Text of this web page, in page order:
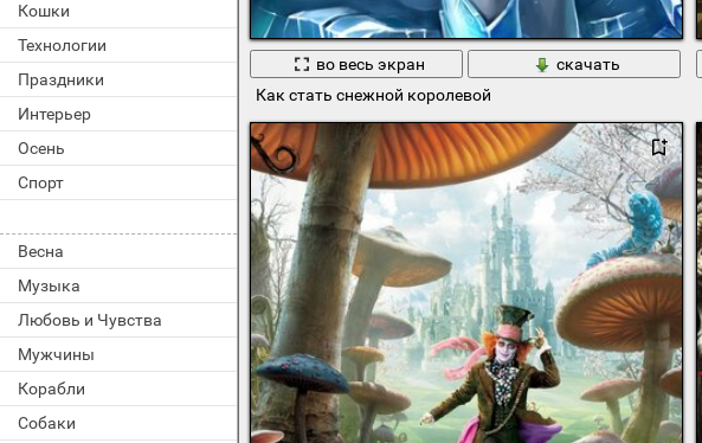
Кошки
Технологии
Праздники
Интерьер
Осень
Спорт
Весна
Музыка
Любовь и Чувства
Мужчины
Корабли
Собаки
во весь экран
скачать
Как стать снежной королевой